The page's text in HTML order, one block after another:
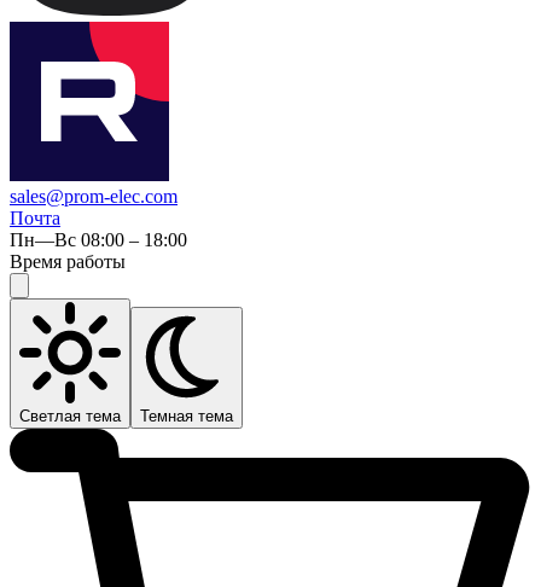
sales@prom-elec.com
Почта
Пн—Вс 08:00 – 18:00
Время работы
Светлая тема Темная тема